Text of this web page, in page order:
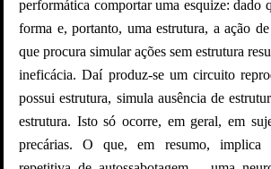
performática comportar uma esquize: dado
forma e, portanto, uma estrutura, a ação
que procura simular ações sem estrutura
ineficácia. Daí produz-se um circuito
possui estrutura, simula ausência de
estrutura. Isto só ocorre, em geral, em
precárias. O que, em resumo, implica